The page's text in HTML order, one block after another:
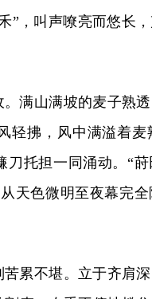
”，叫声嘹亮而悠长
满山满坡的麦子熟
轻拂，风中满溢着
托担一同涌动。“
天色微明至夜幕完
累不堪。立于齐肩